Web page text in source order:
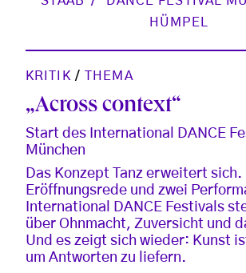
HÜMPEL
KRITIK / THEMA
„Across context“
Start des International DANCE
München
Das Konzept Tanz erweitert sich.
Eröffnungsrede und zwei
International DANCE Festivals
über Ohnmacht, Zuversicht und
Und es zeigt sich wieder: Kunst
um Antworten zu liefern.